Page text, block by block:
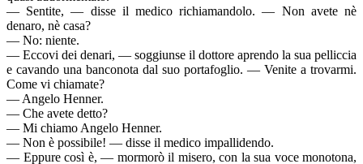
— Sentite, — disse il medico richiamandolo. — Non avete nè
denaro, nè casa?
— No: niente.
— Eccovi dei denari, — soggiunse il dottore aprendo la sua pelliccia
e cavando una banconota dal suo portafoglio. — Venite a trovarmi.
Come vi chiamate?
— Angelo Henner.
— Che avete detto?
— Mi chiamo Angelo Henner.
— Non è possibile! — disse il medico impallidendo.
— Eppure così è, — mormorò il misero, con la sua voce monotona,